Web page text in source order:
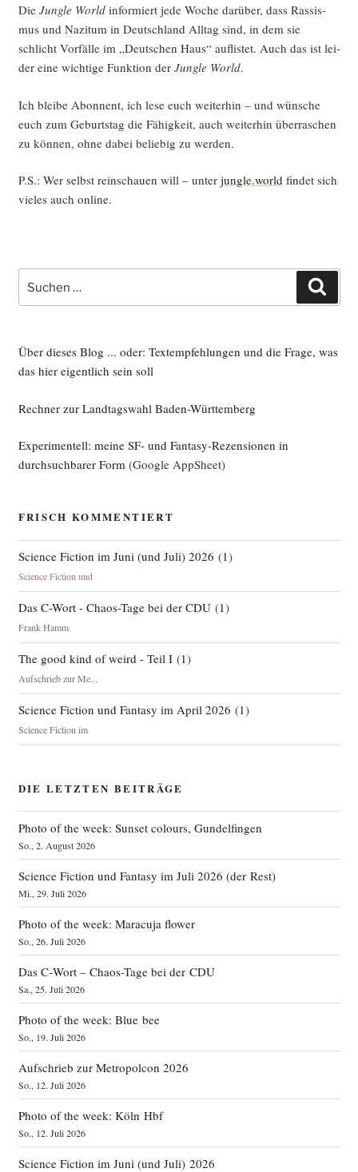
Die Jungle Worldinfor­miert jede Woche dar­über, dass Ras­sis­
mus und Nazi­tum in Deutsch­land All­tag sind, in dem sie
schlicht Vor­fäl­le im „Deut­schen Haus“ auf­lis­tet. Auch das ist lei­
der eine wich­ti­ge Funk­ti­on der Jungle World.
Ich blei­be Abon­nent, ich lese euch wei­ter­hin – und wün­sche
euch zum Geburts­tag die Fähig­keit, auch wei­ter­hin über­ra­schen
zu kön­nen, ohne dabei belie­big zu werden.
P.S.: Wer selbst rein­schau­en will – unter jungle.worldfin­det sich
vie­les auch online.
Suche
nach:
Über dieses Blog ... oder: Textempfehlungen und die Frage, was
das hier eigentlich sein soll
Rechner zur Landtagswahl Baden-Württemberg
Experimentell: meine SF- und Fantasy-Rezensionen in
durchsuchbarer Form(Google AppSheet)
FRISCH KOMMENTIERT
Science Fiction im Juni (und Juli) 2026 (1)
Science Fiction und
Das C-Wort - Chaos-Tage bei der CDU(1)
Frank Hamm
The good kind of weird - Teil I(1)
Aufschrieb zur Me...
Science Fiction und Fantasy im April 2026 (1)
Science Fiction im
DIE LETZTEN BEITRÄGE
Photo of the week: Sunset colours, Gundelfingen
So., 2. August 2026
Science Fiction und Fantasy im Juli 2026 (der Rest)
Mi., 29. Juli 2026
Photo of the week: Maracuja flower
So., 26. Juli 2026
Das C‑Wort – Chaos-Tage bei der CDU
Sa., 25. Juli 2026
Photo of the week: Blue bee
So., 19. Juli 2026
Aufschrieb zur Metropolcon 2026
So., 12. Juli 2026
Photo of the week: Köln Hbf
So., 12. Juli 2026
Science Fiction im Juni (und Juli) 2026